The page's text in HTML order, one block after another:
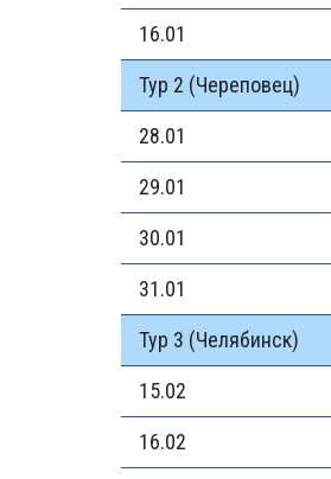
16.01
Тур 2 (Череповец)
28.01
29.01
30.01
31.01
Тур 3 (Челябинск)
15.02
16.02